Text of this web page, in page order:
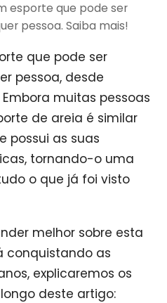
esporte que pode ser
pessoa. Saiba mais!
que pode ser
pessoa, desde
Embora muitas pessoas
de areia é similar
possui as suas
tornando-o uma
o que já foi visto
melhor sobre esta
conquistando as
explicaremos os
deste artigo: